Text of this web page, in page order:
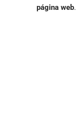
página web.